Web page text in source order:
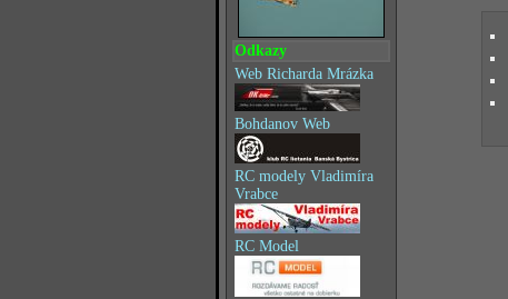
Odkazy
Web Richarda Mrázka
Bohdanov Web
RC modely Vladimíra
Vrabce
RC Model